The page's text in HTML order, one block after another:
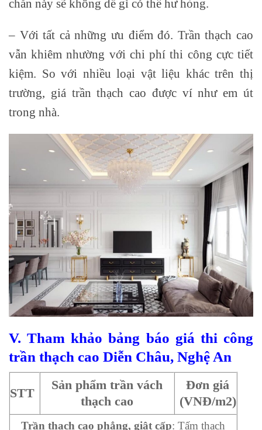
chắn này sẽ không dễ gì có thể hư hỏng.
– Với tất cả những ưu điểm đó. Trần thạch cao
vẫn khiêm nhường với chi phí thi công cực tiết
kiệm. So với nhiều loại vật liệu khác trên thị
trường, giá trần thạch cao được ví như em út
trong nhà.
V. Tham khảo bảng báo giá thi công
trần thạch cao Diễn Châu, Nghệ An
STT
Sản phẩm trần vách
thạch cao
Đơn giá
(VNĐ/m2)
Trần thạch cao phẳng, giật cấp: Tấm thạch